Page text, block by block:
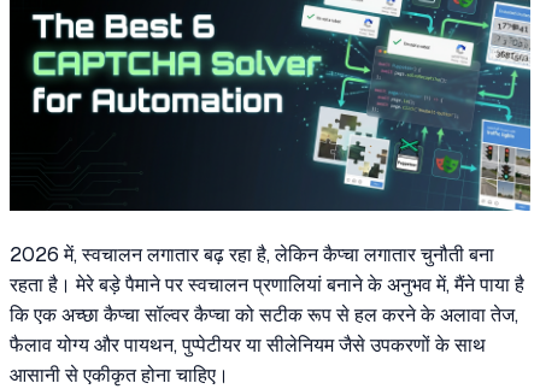
2026 में, स्वचालन लगातार बढ़ रहा है, लेकिन कैप्चा लगातार चुनौती बना
रहता है। मेरे बड़े पैमाने पर स्वचालन प्रणालियां बनाने के अनुभव में, मैंने पाया है
कि एक अच्छा कैप्चा सॉल्वर कैप्चा को सटीक रूप से हल करने के अलावा तेज,
फैलाव योग्य और पायथन, पुप्पेटीयर या सीलेनियम जैसे उपकरणों के साथ
आसानी से एकीकृत होना चाहिए।